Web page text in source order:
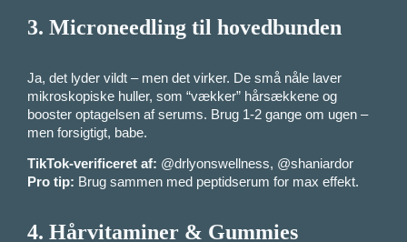
3.Microneedling til hovedbunden
Ja, det lyder vildt – men det virker. De små nåle laver
mikroskopiske huller, som “vækker” hårsækkene og
booster optagelsen af serums. Brug 1-2 gange om ugen –
men forsigtigt, babe.
TikTok-verificeret af: @drlyonswellness, @shaniardor
Pro tip: Brug sammen med peptidserum for max effekt.
4.Hårvitaminer & Gummies